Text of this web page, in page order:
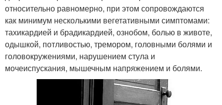
относительно равномерно, при этом сопровождаются
как минимум несколькими вегетативными симптомами:
тахикардией и брадикардией, ознобом, болью в животе,
одышкой, потливостью, тремором, головными болями и
головокружениями, нарушением стула и
мочеиспускания, мышечным напряжением и болями.